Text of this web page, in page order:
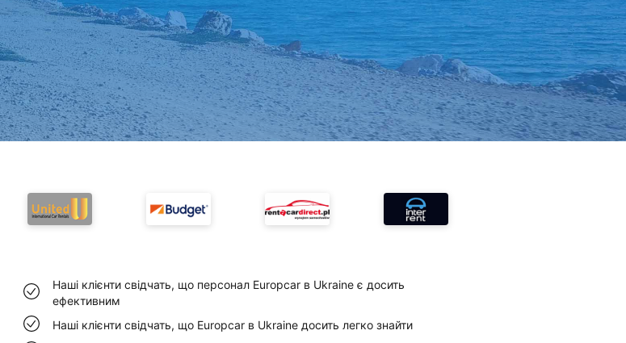
Наші клієнти свідчать, що персонал Europcar в Ukraine є досить
ефективним
Наші клієнти свідчать, що Europcar в Ukraine досить легко знайти